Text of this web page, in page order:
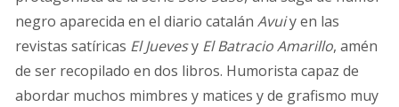
negro aparecida en el diario catalán Avuiy en las
revistas satíricas El JuevesyEl Batracio Amarillo, amén
de ser recopilado en dos libros. Humorista capaz de
abordar muchos mimbres y matices y de grafismo muy